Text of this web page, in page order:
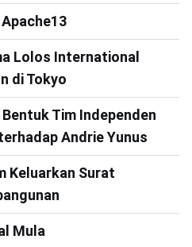
Lolos International
di Tokyo
Tim Independen
Andrie Yunus
Keluarkan Surat
Mula